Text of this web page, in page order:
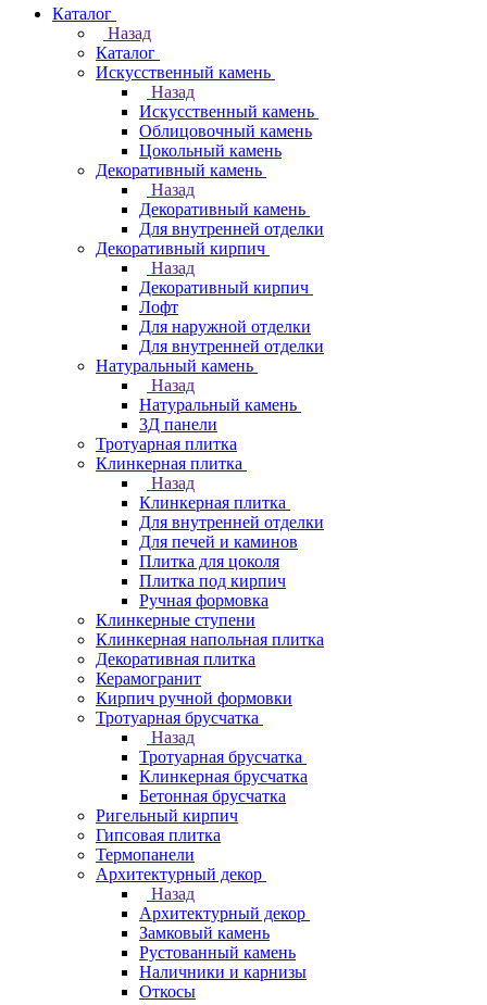
Каталог
Назад
Каталог
Искусственный камень
Назад
Искусственный камень
Облицовочный камень
Цокольный камень
Декоративный камень
Назад
Декоративный камень
Для внутренней отделки
Декоративный кирпич
Назад
Декоративный кирпич
Лофт
Для наружной отделки
Для внутренней отделки
Натуральный камень
Назад
Натуральный камень
3Д панели
Тротуарная плитка
Клинкерная плитка
Назад
Клинкерная плитка
Для внутренней отделки
Для печей и каминов
Плитка для цоколя
Плитка под кирпич
Ручная формовка
Клинкерные ступени
Клинкерная напольная плитка
Декоративная плитка
Керамогранит
Кирпич ручной формовки
Тротуарная брусчатка
Назад
Тротуарная брусчатка
Клинкерная брусчатка
Бетонная брусчатка
Ригельный кирпич
Гипсовая плитка
Термопанели
Архитектурный декор
Назад
Архитектурный декор
Замковый камень
Рустованный камень
Наличники и карнизы
Откосы